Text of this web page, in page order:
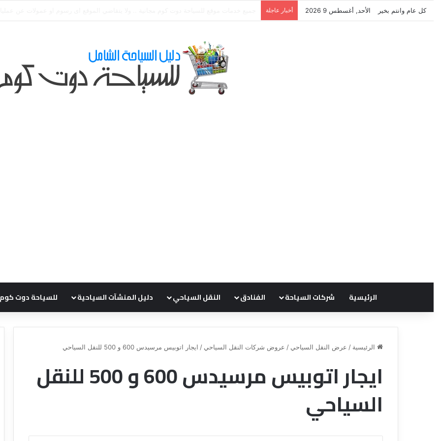
كل عام وانتم بخير الأحد, أغسطس 9 2026 أخبار عاجلة
الرئيسية شركات السياحة الفنادق النقل السياحي دليل المنشآت السياحية للسياحة دوت كوم
الرئيسية / عرض النقل السياحي / عروض شركات النقل السياحي / ايجار اتوبيس مرسيدس 600 و 500 للنقل السياحي
ايجار اتوبيس مرسيدس 600 و 500 للنقل
السياحي
ق
ن
س
ع
ر
ك